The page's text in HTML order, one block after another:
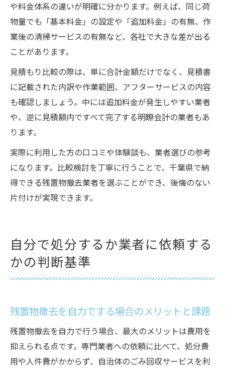
や料金体系の違いが明確に分かります。例えば、同じ荷
物量でも「基本料金」の設定や「追加料金」の有無、作
業後の清掃サービスの有無など、各社で大きな差が出る
ことがあります。
見積もり比較の際は、単に合計金額だけでなく、見積書
に記載された内訳や作業範囲、アフターサービスの内容
も確認しましょう。中には追加料金が発生しやすい業者
や、逆に見積額内ですべて完了する明瞭会計の業者もあ
ります。
実際に利用した方の口コミや体験談も、業者選びの参考
になります。比較検討を丁寧に行うことで、千葉県で納
得できる残置物撤去業者を選ぶことができ、後悔のない
片付けが実現できます。
自分で処分するか業者に依頼する
かの判断基準
残置物撤去を自力でする場合のメリットと課題
残置物撤去を自力で行う場合、最大のメリットは費用を
抑えられる点です。専門業者への依頼に比べて、処分費
用や人件費がかからず、自治体のごみ回収サービスを利